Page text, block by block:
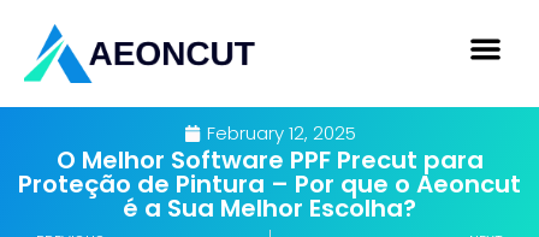
February 12, 2025
O Melhor Software PPF Precut para
Proteção de Pintura – Por que o Aeoncut
é a Sua Melhor Escolha?